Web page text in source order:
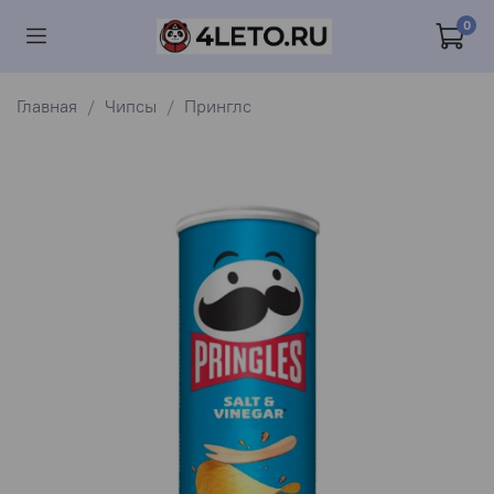
0
Главная Чипсы Принглс